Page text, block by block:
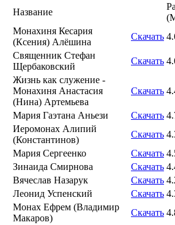
Название
Монахиня Кесария
(Ксения) Алёшина
Скачать
Священник Стефан
Щербаковский
Скачать
Жизнь как служение -
Монахиня Анастасия
(Нина) Артемьева
Скачать
Мария Гаэтана Аньези Скачать
Иеромонах Алипий
(Константинов)
Скачать
Мария Сергеенко
Скачать
Зинаида Смирнова
Скачать
Вячеслав Назарук
Скачать
Леонид Успенский
Скачать
Монах Ефрем (Владимир
Макаров)
Скачать